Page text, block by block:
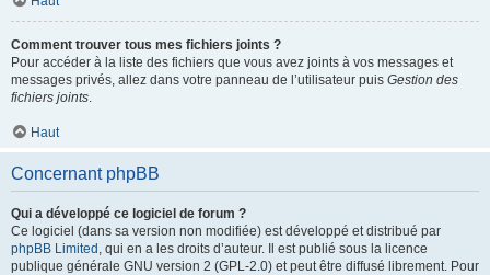
Comment trouver tous mes fichiers joints ?
Pour accéder à la liste des fichiers que vous avez joints à vos messages et
messages privés, allez dans votre panneau de l’utilisateur puis Gestion des
fichiers joints.
Haut
Concernant phpBB
Qui a développé ce logiciel de forum ?
Ce logiciel (dans sa version non modifiée) est développé et distribué par
phpBB Limited , qui en a les droits d’auteur. Il est publié sous la licence
publique générale GNU version 2 (GPL-2.0) et peut être diffusé librement. Pour